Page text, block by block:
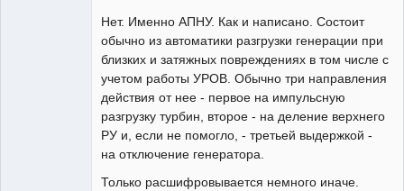
Нет. Именно АПНУ. Как и написано. Состоит
обычно из автоматики разгрузки генерации при
близких и затяжных повреждениях в том числе с
учетом работы УРОВ. Обычно три направления
действия от нее - первое на импульсную
разгрузку турбин, второе - на деление верхнего
РУ и, если не помогло, - третьей выдержкой -
на отключение генератора.
Только расшифровывается немного иначе.